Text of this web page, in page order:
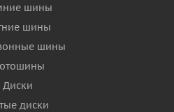
шины
шины
шины
Диски
диски